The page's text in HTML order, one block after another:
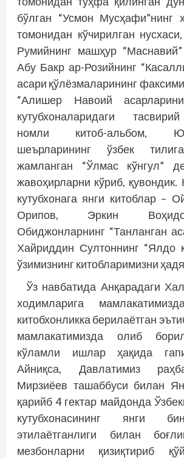
бўлган “Усмон Мусҳафи”нинг
томонидан кўчирилган
Румийнинг машҳур
Абу Бакр ар-Розийнинг
асари қўлёзмаларининг
“Алишер Навоий
кутубхоналаридаги
номли китоб-альбом,
шеърларининг ўзбек
жамланган “Ўлмас кўнгул”
жавоҳирларни кўриб, қувондик.
кутубхонага янги китоблар –
Орипов, Эркин
Обиджонларнинг “Танланган
Хайриддин Султоннинг “Ялдо
ўзимизнинг китобларимизни
Ўз навбатида Анқарадаги
ходимларига
китобхонликка берилаётган
мамлакатимизда олиб
кўламли ишлар ҳақида
Айниқса, Давлатимиз
Мирзиёев ташаббуси билан
қарийб 4 гектар майдонда
кутубхонасининг янги
этилаётганлиги билан
мезбонларни қизиқтириб